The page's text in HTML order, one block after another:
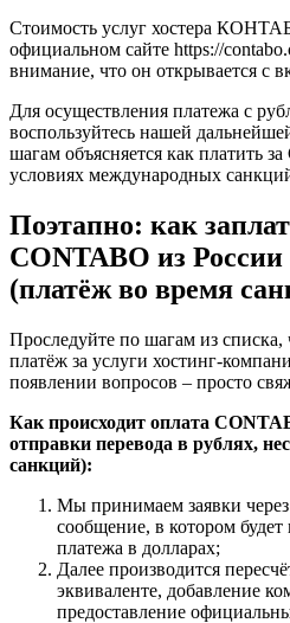
Стоимость услуг хостера
официальном сайте https://
внимание, что он открывается
Для осуществления платежа с
воспользуйтесь нашей
шагам объясняется как платить
условиях международных
Поэтапно: как
CONTABO из
(платёж во время
Проследуйте по шагам из списка,
платёж за услуги хостинг-
появлении вопросов – просто
Как происходит оплата
отправки перевода в рублях,
санкций):
Мы принимаем заявки через
сообщение, в котором будет
платежа в долларах;
Далее производится
эквиваленте, добавление
предоставление